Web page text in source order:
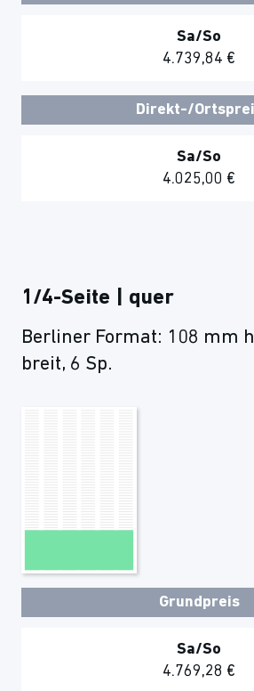
Sa/So
4.739,84 €
Direkt-/
Sa/So
4.025,00 €
1/4-Seite | quer
Berliner Format: 108 mm
breit, 6 Sp.
Grundpreis
Sa/So
4.769,28 €